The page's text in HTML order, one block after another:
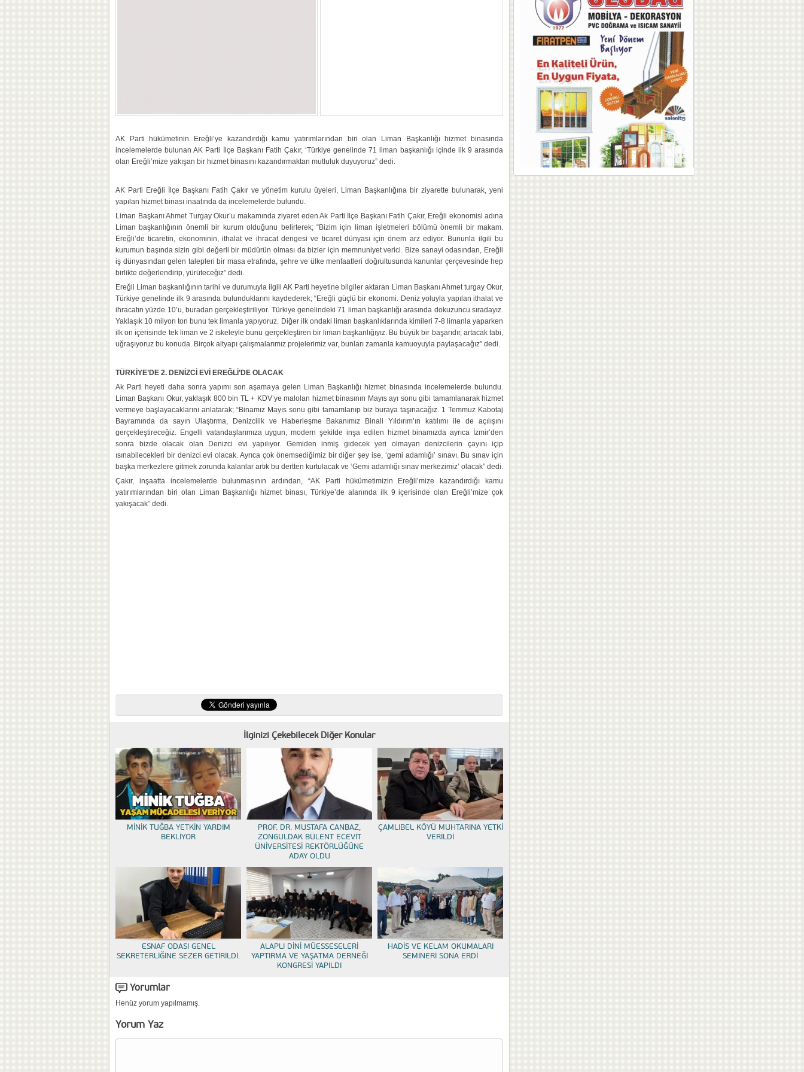
AK Parti hükümetinin Ereğli’ye kazandırdığı kamu yatırımlarından biri olan Liman Başkanlığı hizmet binasında
incelemelerde bulunan AK Parti İlçe Başkanı Fatih Çakır, ‘Türkiye genelinde 71 liman başkanlığı içinde ilk 9 arasında
olan Ereğli’mize yakışan bir hizmet binasını kazandırmaktan mutluluk duyuyoruz” dedi.
AK Parti Ereğli İlçe Başkanı Fatih Çakır ve yönetim kurulu üyeleri, Liman Başkanlığına bir ziyarette bulunarak, yeni
yapılan hizmet binası inaatında da incelemelerde bulundu.
Liman Başkanı Ahmet Turgay Okur’u makamında ziyaret eden Ak Parti İlçe Başkanı Fatih Çakır, Ereğli ekonomisi adına
Liman başkanlığının önemli bir kurum olduğunu belirterek; “Bizim için liman işletmeleri bölümü önemli bir makam.
Ereğli’de ticaretin, ekonominin, ithalat ve ihracat dengesi ve ticaret dünyası için önem arz ediyor. Bununla ilgili bu
kurumun başında sizin gibi değerli bir müdürün olması da bizler için memnuniyet verici. Bize sanayi odasından, Ereğli
iş dünyasından gelen talepleri bir masa etrafında, şehre ve ülke menfaatleri doğrultusunda kanunlar çerçevesinde hep
birlikte değerlendirip, yürüteceğiz” dedi.
Ereğli Liman başkanlığının tarihi ve durumuyla ilgili AK Parti heyetine bilgiler aktaran Liman Başkanı Ahmet turgay Okur,
Türkiye genelinde ilk 9 arasında bulunduklarını kaydederek; “Ereğli güçlü bir ekonomi. Deniz yoluyla yapılan ithalat ve
ihracatın yüzde 10’u, buradan gerçekleştiriliyor. Türkiye genelindeki 71 liman başkanlığı arasında dokuzuncu sıradayız.
Yaklaşık 10 milyon ton bunu tek limanla yapıyoruz. Diğer ilk ondaki liman başkanlıklarında kimileri 7-8 limanla yaparken
ilk on içerisinde tek liman ve 2 iskeleyle bunu gerçekleştiren bir liman başkanlığıyız. Bu büyük bir başarıdır, artacak tabi,
uğraşıyoruz bu konuda. Birçok altyapı çalışmalarımız projelerimiz var, bunları zamanla kamuoyuyla paylaşacağız” dedi.
TÜRKİYE’DE 2. DENİZCİ EVİ EREĞLİ’DE OLACAK
Ak Parti heyeti daha sonra yapımı son aşamaya gelen Liman Başkanlığı hizmet binasında incelemelerde bulundu.
Liman Başkanı Okur, yaklaşık 800 bin TL + KDV’ye malolan hizmet binasının Mayıs ayı sonu gibi tamamlanarak hizmet
vermeye başlayacaklarını anlatarak; “Binamız Mayıs sonu gibi tamamlanıp biz buraya taşınacağız. 1 Temmuz Kabotaj
Bayramında da sayın Ulaştırma, Denizcilik ve Haberleşme Bakanımız Binali Yıldırım’ın katılımı ile de açılışını
gerçekleştireceğiz. Engelli vatandaşlarımıza uygun, modern şekilde inşa edilen hizmet binamızda ayrıca İzmir’den
sonra bizde olacak olan Denizci evi yapılıyor. Gemiden inmiş gidecek yeri olmayan denizcilerin çayını içip
ısınabilecekleri bir denizci evi olacak. Ayrıca çok önemsediğimiz bir diğer şey ise, ‘gemi adamlığı’ sınavı. Bu sınav için
başka merkezlere gitmek zorunda kalanlar artık bu dertten kurtulacak ve ‘Gemi adamlığı sınav merkezimiz’ olacak” dedi.
Çakır, inşaatta incelemelerde bulunmasının ardından, “AK Parti hükümetimizin Ereğli’mize kazandırdığı kamu
yatırımlarından biri olan Liman Başkanlığı hizmet binası, Türkiye’de alanında ilk 9 içerisinde olan Ereğli’mize çok
yakışacak” dedi.
İlginizi Çekebilecek Diğer Konular
MİNİK TUĞBA YETKİN YARDIM
BEKLİYOR
PROF. DR. MUSTAFA CANBAZ,
ZONGULDAK BÜLENT ECEVİT
ÜNİVERSİTESİ REKTÖRLÜĞÜNE
ADAY OLDU
ÇAMLIBEL KÖYÜ MUHTARINA YETKİ
VERİLDİ
ESNAF ODASI GENEL
SEKRETERLİĞİNE SEZER GETİRİLDİ.
ALAPLI DİNİ MÜESSESELERİ
YAPTIRMA VE YAŞATMA DERNEĞİ
KONGRESİ YAPILDI
HADİS VE KELAM OKUMALARI
SEMİNERİ SONA ERDİ
Yorumlar
Henüz yorum yapılmamış.
Yorum Yaz